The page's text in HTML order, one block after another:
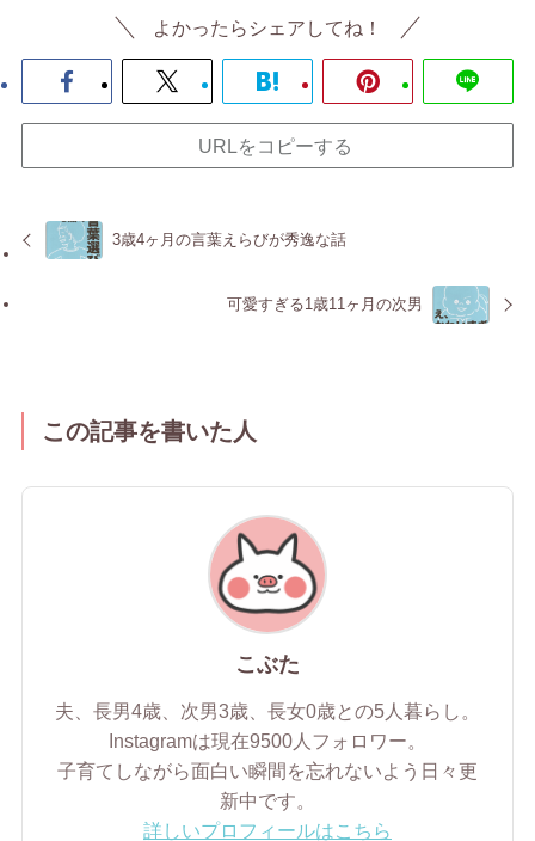
よかったらシェアしてね！
URLをコピーする
3歳4ヶ月の言葉えらびが秀逸な話
可愛すぎる1歳11ヶ月の次男
この記事を書いた人
こぶた
夫、長男4歳、次男3歳、長女0歳との5人暮らし。
Instagramは現在9500人フォロワー。
子育てしながら面白い瞬間を忘れないよう日々更
新中です。
詳しいプロフィールはこちら